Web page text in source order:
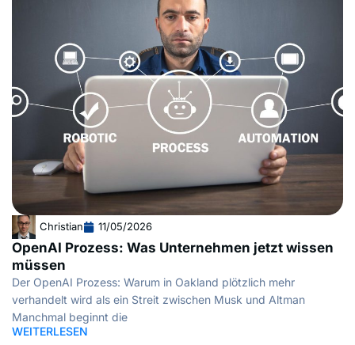
Christian 11/05/2026
OpenAI Prozess: Was Unternehmen jetzt wissen
müssen
Der OpenAI Prozess: Warum in Oakland plötzlich mehr
verhandelt wird als ein Streit zwischen Musk und Altman
Manchmal beginnt die
WEITERLESEN